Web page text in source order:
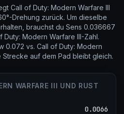
Call of Duty: Modern Warfare III
Drehung zurück. Um dieselbe
brauchst du Sens 0.036667
Modern Warfare III-Zahl.
0.072 vs. Call of Duty: Modern
Strecke auf dem Pad bleibt gleich.
WARFARE III UND RUST
0.0066